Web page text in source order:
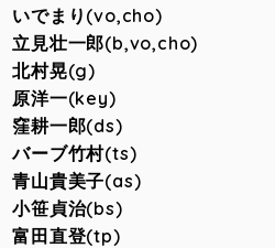
いでまり(vo,cho)
立見壮一郎(b,vo,cho)
北村晃(g)
原洋一(key)
窪耕一郎(ds)
バーブ竹村(ts)
青山貴美子(as)
小笹貞治(bs)
富田直登(tp)